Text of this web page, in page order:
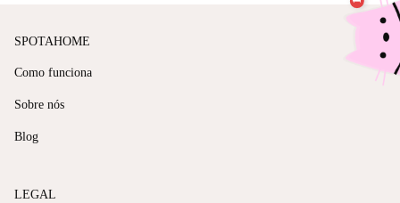
SPOTAHOME
Como funciona
Sobre nós
Blog
LEGAL